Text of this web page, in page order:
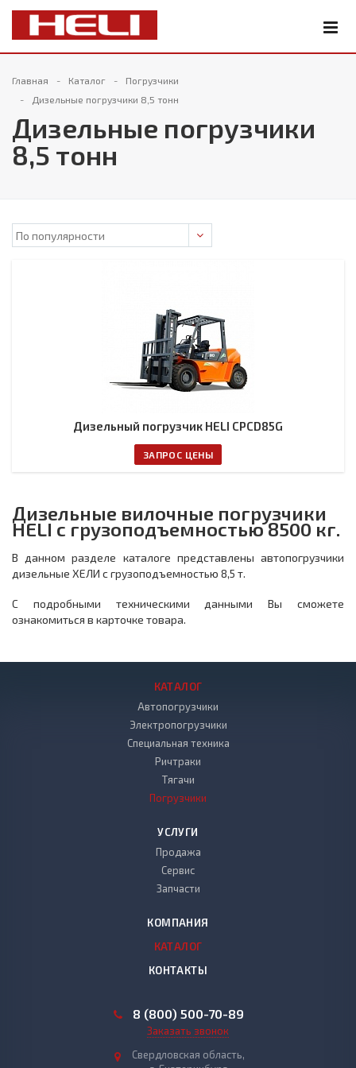
Главная Каталог
Погрузчики
Дизельные погрузчики 8,5 тонн
Дизельные погрузчики
8,5 тонн
Дизельный погрузчик HELI CPCD85G
ЗАПРОС ЦЕНЫ
Дизельные вилочные погрузчики
HELI с грузоподъемностью 8500 кг.
В данном разделе каталоге представлены автопогрузчики
дизельные ХЕЛИ с грузоподъемностью 8,5 т.
С подробными техническими данными Вы сможете
ознакомиться в карточке товара.
КАТАЛОГ
Автопогрузчики
Электропогрузчики
Специальная техника
Ричтраки
Тягачи
Погрузчики
УСЛУГИ
Продажа
Сервис
Запчасти
КОМПАНИЯ
КАТАЛОГ
КОНТАКТЫ
8 (800) 500-70-89
Заказать звонок
Свердловская область,